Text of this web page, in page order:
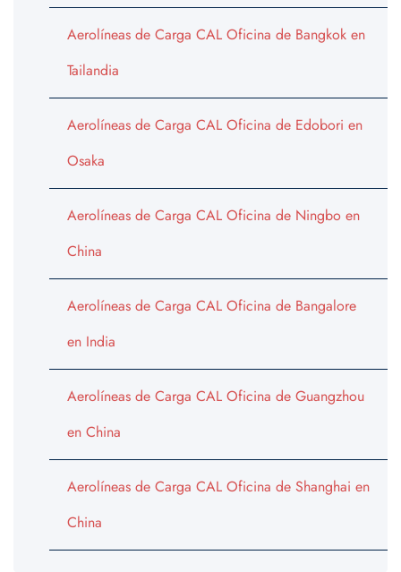
Aerolíneas de Carga CAL Oficina de Bangkok en
Tailandia
Aerolíneas de Carga CAL Oficina de Edobori en
Osaka
Aerolíneas de Carga CAL Oficina de Ningbo en
China
Aerolíneas de Carga CAL Oficina de Bangalore
en India
Aerolíneas de Carga CAL Oficina de Guangzhou
en China
Aerolíneas de Carga CAL Oficina de Shanghai en
China